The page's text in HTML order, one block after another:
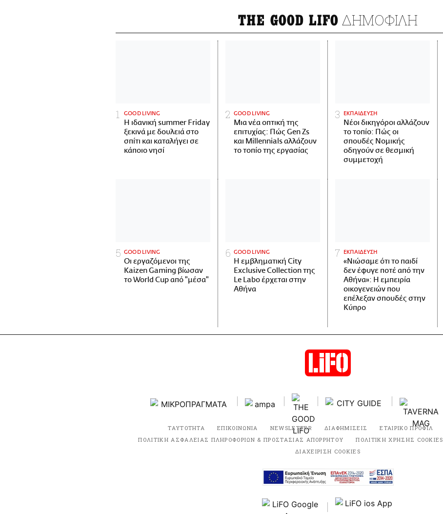
THE GOOD LIFO ΔΗΜΟΦΙΛΗ
GOOD LIVING
Η ιδανική summer Friday
ξεκινά με δουλειά στο
σπίτι και καταλήγει σε
κάποιο νησί
GOOD LIVING
Μια νέα οπτική της
επιτυχίας: Πώς Gen Zs
και Millennials αλλάζουν
το τοπίο της εργασίας
ΕΚΠΑΙΔΕΥΣΗ
Νέοι δικηγόροι αλλάζουν
το τοπίο: Πώς οι
σπουδές Νομικής
οδηγούν σε θεσμική
συμμετοχή
GOOD LIVING
Οι εργαζόμενοι της
Kaizen Gaming βίωσαν
το World Cup από "μέσα"
GOOD LIVING
Η εμβληματική City
Exclusive Collection της
Le Labo έρχεται στην
Αθήνα
ΕΚΠΑΙΔΕΥΣΗ
«Νιώσαμε ότι το παιδί
δεν έφυγε ποτέ από την
Αθήνα»: Η εμπειρία
οικογενειών που
επέλεξαν σπουδές στην
Κύπρο
ΤΑΥΤΟΤΗΤΑ ΕΠΙΚΟΙΝΩΝΙΑ NEWSLETTER ΔΙΑΦΗΜΙΣΕΙΣ ΕΤΑΙΡΙΚΟ ΠΡΟΦΙΛ
ΠΟΛΙΤΙΚΗ ΑΣΦΑΛΕΙΑΣ ΠΛΗΡΟΦΟΡΙΩΝ & ΠΡΟΣΤΑΣΙΑΣ ΑΠΟΡΡΗΤΟΥ
ΠΟΛΙΤΙΚΗ ΧΡΗΣΗΣ COOKIES
ΔΙΑΧΕΙΡΙΣΗ COOKIES